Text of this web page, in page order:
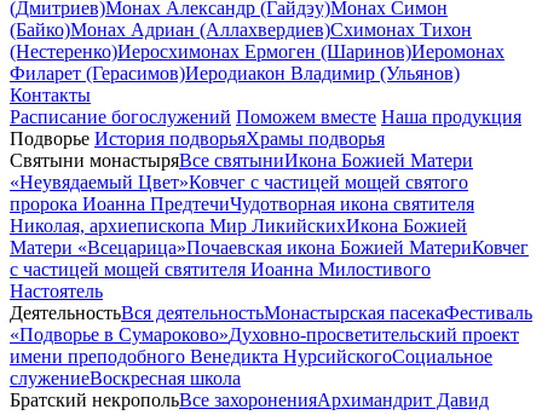
(Дмитриев)Монах Александр (Гайдэу)Монах Симон
(Байко)Монах Адриан (Аллахвердиев)Схимонах Тихон
(Нестеренко)Иеросхимонах Ермоген (Шаринов)Иеромонах
Филарет (Герасимов)Иеродиакон Владимир (Ульянов)
Контакты
Расписание богослужений Поможем вместе Наша продукция
Подворье История подворьяХрамы подворья
Святыни монастыряВсе святыниИкона Божией Матери
«Неувядаемый Цвет»Ковчег с частицей мощей святого
пророка Иоанна ПредтечиЧудотворная икона святителя
Николая, архиепископа Мир ЛикийскихИкона Божией
Матери «Всецарица»Почаевская икона Божией МатериКовчег
с частицей мощей святителя Иоанна Милостивого
Настоятель
ДеятельностьВся деятельностьМонастырская пасекаФестиваль
«Подворье в Сумароково»Духовно-просветительский проект
имени преподобного Венедикта НурсийскогоСоциальное
служениеВоскресная школа
Братский некропольВсе захороненияАрхимандрит Давид